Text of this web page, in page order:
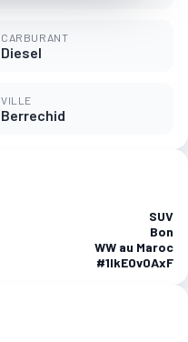
CARBURANT
Diesel
VILLE
Berrechid
SUV
Bon
WW au Maroc
#1IkEOv0AxF